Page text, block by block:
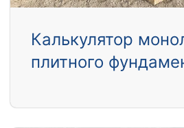
Калькулятор
плитного